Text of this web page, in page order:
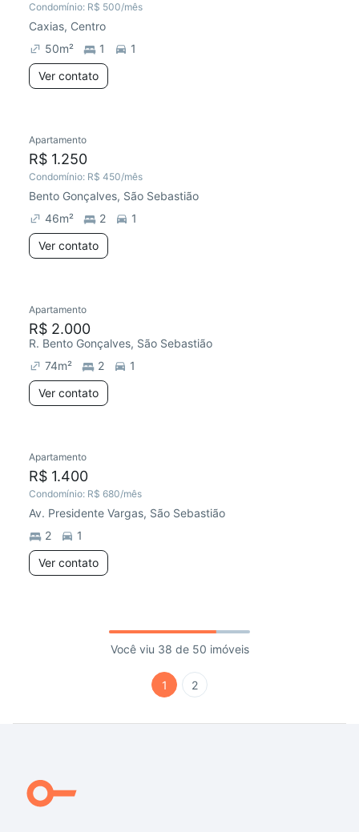
Condomínio: R$ 500/mês
Caxias, Centro
50m² 1
1
Ver contato
Apartamento
R$ 1.250
Condomínio: R$ 450/mês
Bento Gonçalves, São Sebastião
46m² 2
1
Ver contato
Apartamento
R$ 2.000
R. Bento Gonçalves, São Sebastião
74m² 2
1
Ver contato
Apartamento
R$ 1.400
Condomínio: R$ 680/mês
Av. Presidente Vargas, São Sebastião
2
1
Ver contato
Você viu 38 de 50 imóveis
1 2